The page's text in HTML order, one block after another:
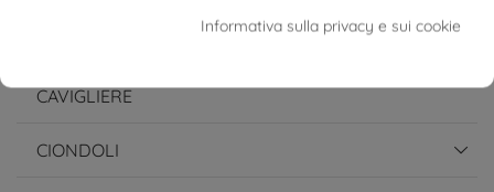
CAVIGLIERE
CIONDOLI
Informativa sulla privacy e sui cookie